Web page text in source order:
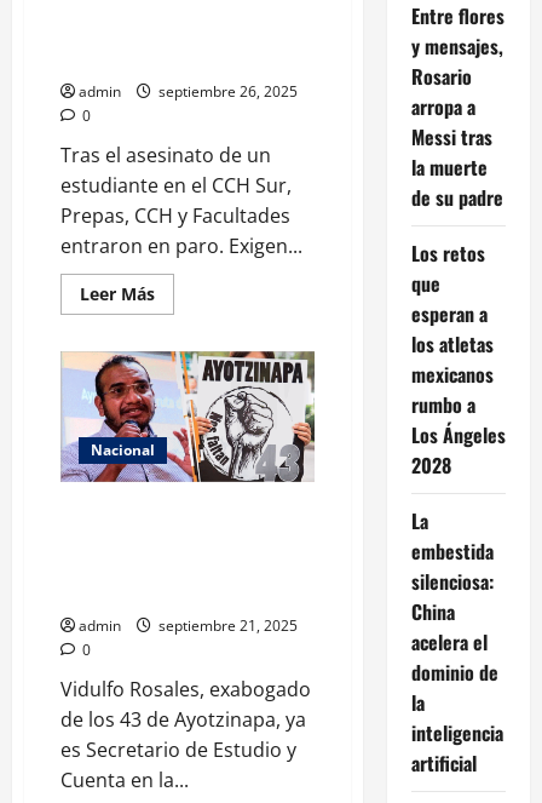
admin
septiembre 26, 2025
0
Tras el asesinato de un
estudiante en el CCH Sur,
Prepas, CCH y Facultades
entraron en paro. Exigen...
Leer MásLeer
más
Paro
en
CCH
y
Prepas
de
la
UNAM
Nacional
admin
septiembre 21, 2025
0
Vidulfo Rosales, exabogado
de los 43 de Ayotzinapa, ya
es Secretario de Estudio y
Cuenta en la...
Entre flores
y mensajes,
Rosario
arropa a
Messi tras
la muerte
de su padre
Los retos
que
esperan a
los atletas
mexicanos
rumbo a
Los Ángeles
2028
La
embestida
silenciosa:
China
acelera el
dominio de
la
inteligencia
artificial